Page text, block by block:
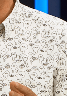
přenosu,
Martin
Blažka
TOP 09